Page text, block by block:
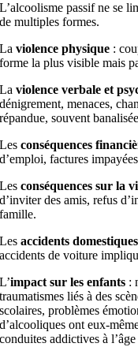
L’alcoolisme passif ne se
de multiples formes.
Laviolence physique :
forme la plus visible mais
La violence verbale et
dénigrement, menaces,
répandue, souvent
Lesconséquences
d’emploi, factures
Lesconséquences sur la
d’inviter des amis, refus
famille.
Lesaccidents
accidents de voiture
L’impact sur les enfants :
traumatismes liés à des
scolaires, problèmes
d’alcooliques ont eux-
conduites addictives à